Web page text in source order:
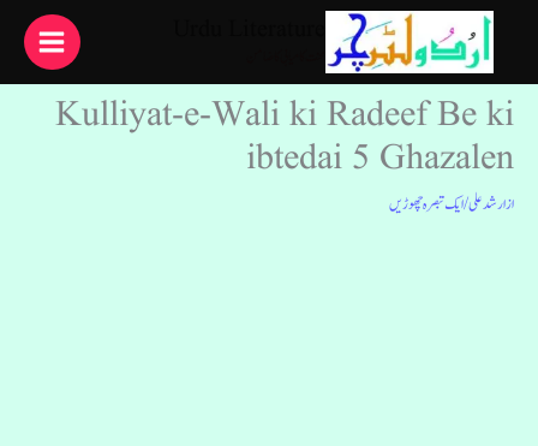
Kulliyat-e-Wali ki Radeef Be ki
ibtedai 5 Ghazalen
ازارشد علی/ایک تبصرہ چھوڑیں